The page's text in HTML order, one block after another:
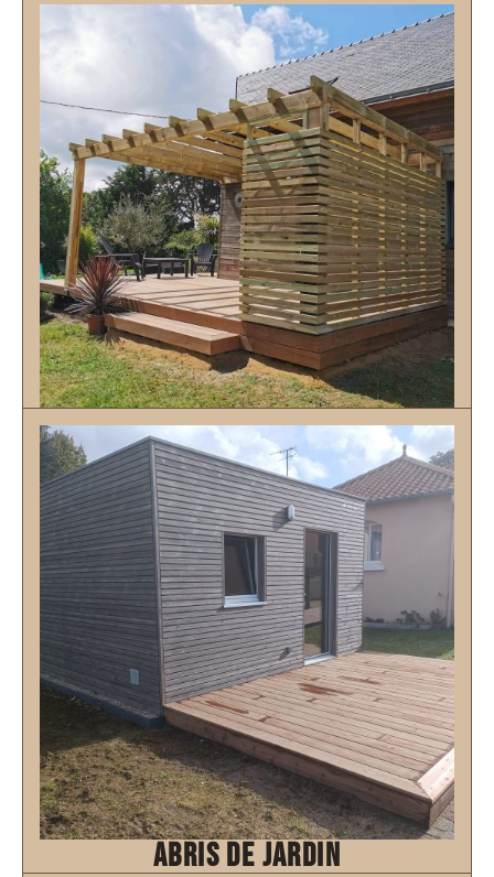
pergolas
Découvrir
abris de jardin